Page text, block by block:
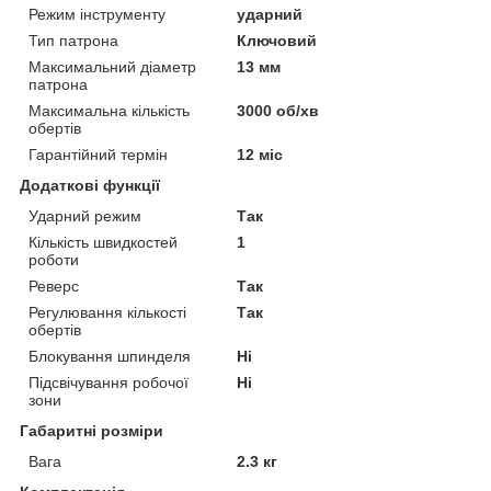
Режим інструменту
ударний
Тип патрона
Ключовий
Максимальний діаметр
патрона
13 мм
Максимальна кількість
обертів
3000 об/хв
Гарантійний термін
12 міс
Додаткові функції
Ударний режим
Так
Кількість швидкостей
роботи
1
Реверс
Так
Регулювання кількості
обертів
Так
Блокування шпинделя
Ні
Підсвічування робочої
зони
Ні
Габаритні розміри
Вага
2.3 кг